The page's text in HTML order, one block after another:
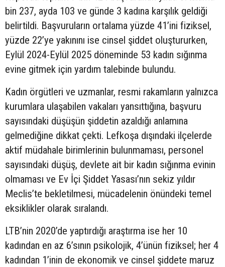
bin 237, ayda 103 ve günde 3 kadına karşılık geldiği
belirtildi. Başvuruların ortalama yüzde 41’ini fiziksel,
yüzde 22’ye yakınını ise cinsel şiddet oluştururken,
Eylül 2024-Eylül 2025 döneminde 53 kadın sığınma
evine gitmek için yardım talebinde bulundu.
Kadın örgütleri ve uzmanlar, resmi rakamların yalnızca
kurumlara ulaşabilen vakaları yansıttığına, başvuru
sayısındaki düşüşün şiddetin azaldığı anlamına
gelmediğine dikkat çekti. Lefkoşa dışındaki ilçelerde
aktif müdahale birimlerinin bulunmaması, personel
sayısındaki düşüş, devlete ait bir kadın sığınma evinin
olmaması ve Ev İçi Şiddet Yasası’nın sekiz yıldır
Meclis’te bekletilmesi, mücadelenin önündeki temel
eksiklikler olarak sıralandı.
LTB’nin 2020’de yaptırdığı araştırma ise her 10
kadından en az 6’sının psikolojik, 4’ünün fiziksel; her 4
kadından 1’inin de ekonomik ve cinsel şiddete maruz